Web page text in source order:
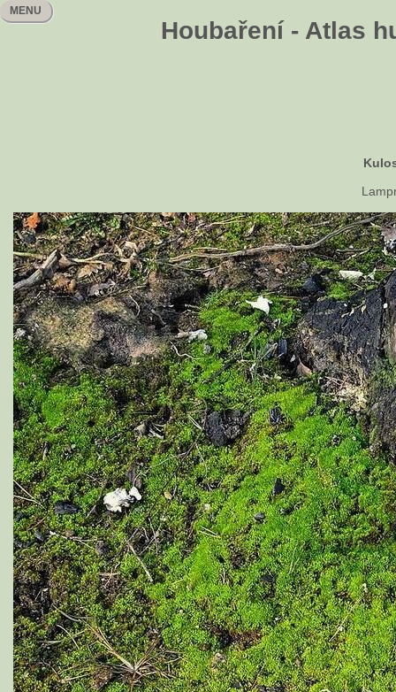
Houbaření - Atlas
MENU